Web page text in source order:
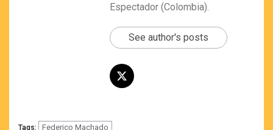
Espectador (Colombia).
See author's posts
Tags: Federico Machado